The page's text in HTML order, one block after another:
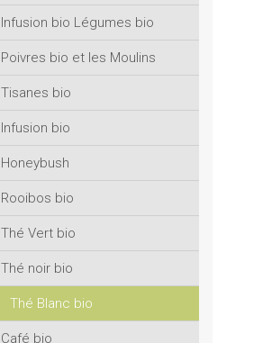
Infusion bio Légumes bio
Poivres bio et les Moulins
Tisanes bio
Infusion bio
Honeybush
Rooibos bio
Thé Vert bio
Thé noir bio
Thé Blanc bio
Café bio